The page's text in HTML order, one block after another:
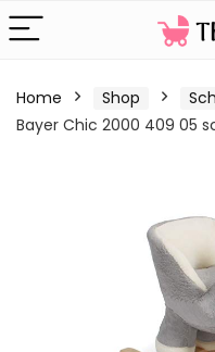
Home Shop
Bayer Chic 2000 409 05